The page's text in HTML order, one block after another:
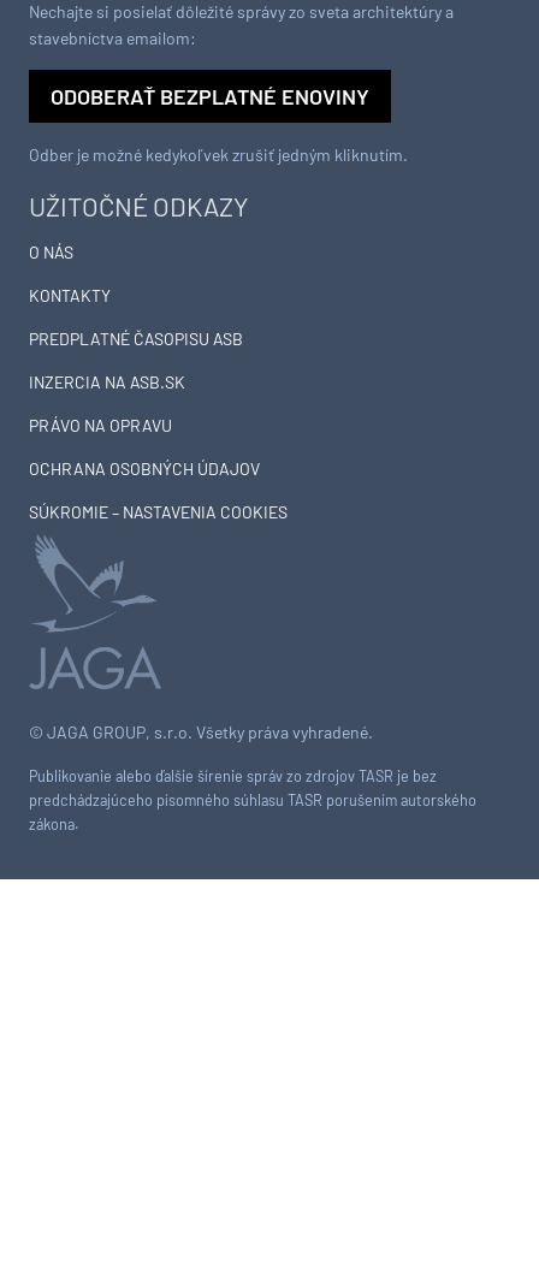
© JAGA GROUP, s.r.o. Všetky práva vyhradené.
Publikovanie alebo ďalšie šírenie správ zo zdrojov TASR je bez
predchádzajúceho písomného súhlasu TASR porušením autorského
zákona.
UŽITOČNÉ ODKAZY
O NÁS
KONTAKTY
PREDPLATNÉ ČASOPISU ASB
INZERCIA NA ASB.SK
PRÁVO NA OPRAVU
OCHRANA OSOBNÝCH ÚDAJOV
SÚKROMIE – NASTAVENIA COOKIES
Nechajte si posielať dôležité správy zo sveta architektúry a
stavebníctva emailom:
ODOBERAŤ BEZPLATNÉ ENOVINY
Odber je možné kedykoľvek zrušiť jedným kliknutím.